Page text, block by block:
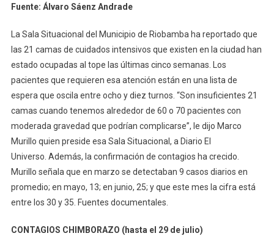
Fuente: Álvaro Sáenz Andrade
La Sala Situacional del Municipio de Riobamba ha reportado que
las 21 camas de cuidados intensivos que existen en la ciudad han
estado ocupadas al tope las últimas cinco semanas. Los
pacientes que requieren esa atención están en una lista de
espera que oscila entre ocho y diez turnos. “Son insuficientes 21
camas cuando tenemos alrededor de 60 o 70 pacientes con
moderada gravedad que podrían complicarse”, le dijo Marco
Murillo quien preside esa Sala Situacional, a Diario El
Universo. Además, la confirmación de contagios ha crecido.
Murillo señala que en marzo se detectaban 9 casos diarios en
promedio; en mayo, 13; en junio, 25; y que este mes la cifra está
entre los 30 y 35. Fuentes documentales.
CONTAGIOS CHIMBORAZO (hasta el 29 de julio)